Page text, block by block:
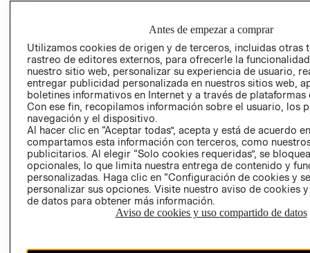
PROGRAMA DE
Y ÉTICA (INGLÉS)
COMERCIO - SIC
PETICIONES
QUEJAS Y
RECLAMOS
Colombia ($)
CAMBIAR REGIÓN
Antes de empezar a comprar
Utilizamos cookies de origen y de terceros, incluidas otras
rastreo de editores externos, para ofrecerle la
nuestro sitio web, personalizar su experiencia de usuario,
entregar publicidad personalizada en nuestros sitios web,
boletines informativos en Internet y a través de plataformas
Con ese fin, recopilamos información sobre el usuario, los
navegación y el dispositivo.
Al hacer clic en “Aceptar todas”, acepta y está de acuerdo
compartamos esta información con terceros, como
publicitarios. Al elegir “Solo cookies requeridas”, se
opcionales, lo que limita nuestra entrega de contenido y
personalizadas. Haga clic en “Configuración de cookies y
personalizar sus opciones. Visite nuestro aviso de cookies
de datos para obtener más información.
Aviso de cookies y uso compartido de datos